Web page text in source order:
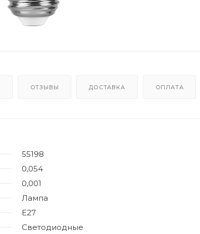
ОТЗЫВЫ ДОСТАВКА ОПЛАТА
55198
0,054
0,001
Лампа
E27
Светодиодные